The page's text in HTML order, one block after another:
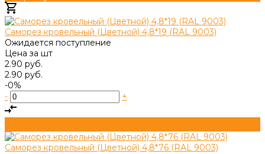
Саморез кровельный (Цветной) 4,8*19 (RAL 9003)
Ожидается поступление
Цена за шт
2.90 руб.
2.90 руб.
-0%
-
+
Саморез кровельный (Цветной) 4,8*76 (RAL 9003)